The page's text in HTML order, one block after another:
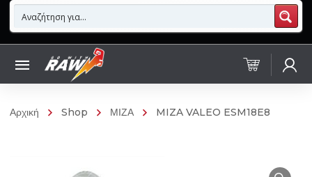
Αρχική Shop ΜΙΖΑ MIZA VALEO ESM18E8